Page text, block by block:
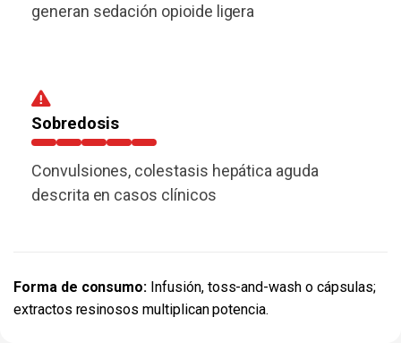
generan sedación opioide ligera
Sobredosis
Convulsiones, colestasis hepática aguda
descrita en casos clínicos
Forma de consumo: Infusión, toss-and-wash o cápsulas;
extractos resinosos multiplican potencia.